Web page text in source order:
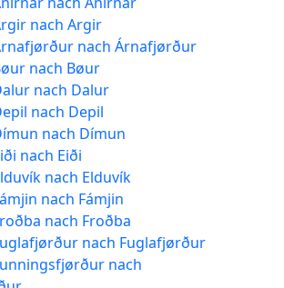
nach Argir
nach Árnafjørður
nach Bøur
nach Dalur
nach Depil
nach Dímun
nach Eiði
nach Elduvík
nach Fámjin
nach Froðba
nach Fuglafjørður
nach